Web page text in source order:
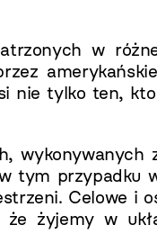
w
nie tylko ten,
wykonywanych
tym przypadku
Celowe i
żyjemy w